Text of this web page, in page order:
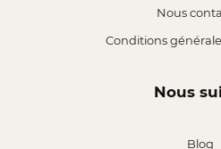
Nous
Conditions
Nous
Blog